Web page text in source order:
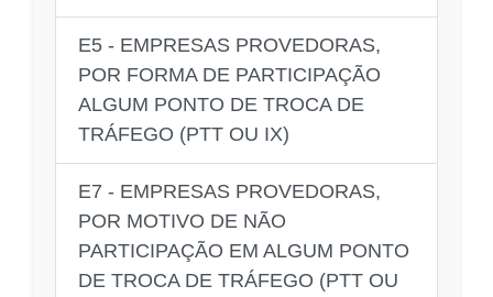
E5 - EMPRESAS PROVEDORAS,
POR FORMA DE PARTICIPAÇÃO
ALGUM PONTO DE TROCA DE
TRÁFEGO (PTT OU IX)
E7 - EMPRESAS PROVEDORAS,
POR MOTIVO DE NÃO
PARTICIPAÇÃO EM ALGUM PONTO
DE TROCA DE TRÁFEGO (PTT OU